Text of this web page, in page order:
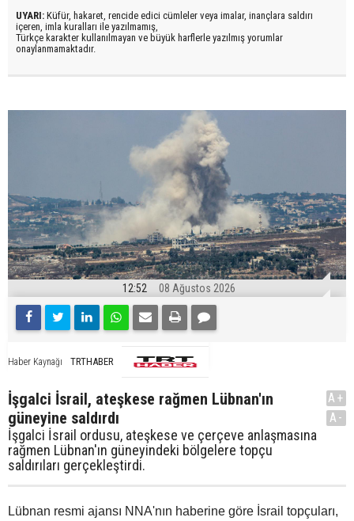
UYARI: Küfür, hakaret, rencide edici cümleler veya imalar, inançlara saldırı
içeren, imla kuralları ile yazılmamış,
Türkçe karakter kullanılmayan ve büyük harflerle yazılmış yorumlar
onaylanmamaktadır.
12:52 08 Ağustos 2026
Haber Kaynağı TRTHABER
İşgalci İsrail, ateşkese rağmen Lübnan'ın
güneyine saldırdı
İşgalci İsrail ordusu, ateşkese ve çerçeve anlaşmasına
rağmen Lübnan'ın güneyindeki bölgelere topçu
saldırıları gerçekleştirdi.
A+
A-
Lübnan resmi ajansı NNA'nın haberine göre İsrail topçuları,